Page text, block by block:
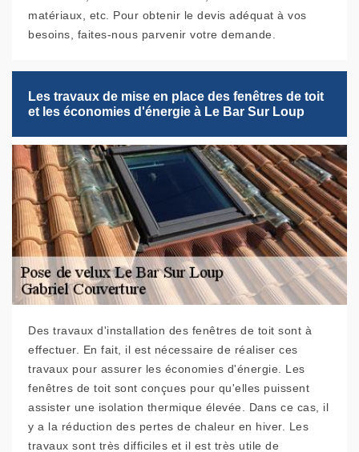
matériaux, etc. Pour obtenir le devis adéquat à vos
besoins, faites-nous parvenir votre demande.
Les travaux de mise en place des fenêtres de toit
et les économies d'énergie à Le Bar Sur Loup
Des travaux d'installation des fenêtres de toit sont à
effectuer. En fait, il est nécessaire de réaliser ces
travaux pour assurer les économies d'énergie. Les
fenêtres de toit sont conçues pour qu'elles puissent
assister une isolation thermique élevée. Dans ce cas, il
y a la réduction des pertes de chaleur en hiver. Les
travaux sont très difficiles et il est très utile de